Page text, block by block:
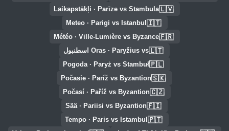
🇱🇻
Laikapstākļi · Parīze vs Stambula
🇮🇹
Meteo · Parigi vs Istanbul
🇫🇷
Météo · Ville-Lumière vs Byzance
🇱🇹Oras · Paryžius vs اسطنبول
🇵🇱
Pogoda · Paryż vs Stambuł
🇸🇰
Počasie · Paríž vs Byzantion
🇨🇿
Počasí · Paříž vs Byzantion
🇫🇮
Sää · Pariisi vs Byzantion
🇵🇹
Tempo · Paris vs Istambul